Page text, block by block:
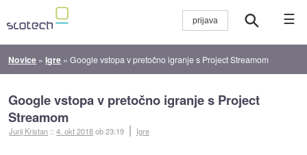
☰
Novice »Igre »Google vstopa v pretočno igranje s Project Streamom
Google vstopa v pretočno igranje s Project
Streamom
Jurij Kristan ::4. okt 2018ob 23:19 Igre